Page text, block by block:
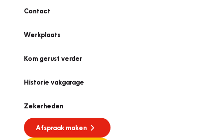
Contact
Werkplaats
Kom gerust verder
Historie vakgarage
Zekerheden
Afspraak maken